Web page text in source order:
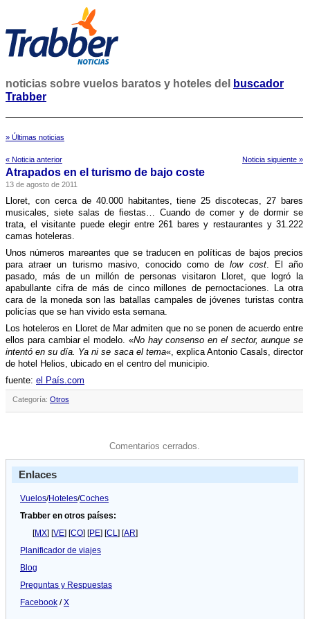
noticias sobre vuelos baratos y hoteles del
buscador
Trabber
» Últimas noticias
« Noticia anterior Noticia siguiente »
Atrapados en el turismo de bajo coste
13 de agosto de 2011
Lloret, con cerca de 40.000 habitantes, tiene 25 discotecas, 27 bares
musicales, siete salas de fiestas… Cuando de comer y de dormir se
trata, el visitante puede elegir entre 261 bares y restaurantes y 31.222
camas hoteleras.
Unos números mareantes que se traducen en polí­ticas de bajos precios
para atraer un turismo masivo, conocido como delow cost. El año
pasado, más de un millón de personas visitaron Lloret, que logró la
apabullante cifra de más de cinco millones de pernoctaciones. La otra
cara de la moneda son las batallas campales de jóvenes turistas contra
policí­as que se han vivido esta semana.
Los hoteleros en Lloret de Mar admiten que no se ponen de acuerdo entre
ellos para cambiar el modelo. «No hay consenso en el sector, aunque se
intentó en su dí­a. Ya ni se saca el tema«, explica Antonio Casals, director
de hotel Helios, ubicado en el centro del municipio.
fuente: el Paí­s.com
Categoría: Otros
Comentarios cerrados.
Enlaces
Vuelos/Hoteles/Coches
Trabber en otros países:
[MX] [VE] [CO] [PE] [CL] [AR]
Planificador de viajes
Blog
Preguntas y Respuestas
Facebook /X